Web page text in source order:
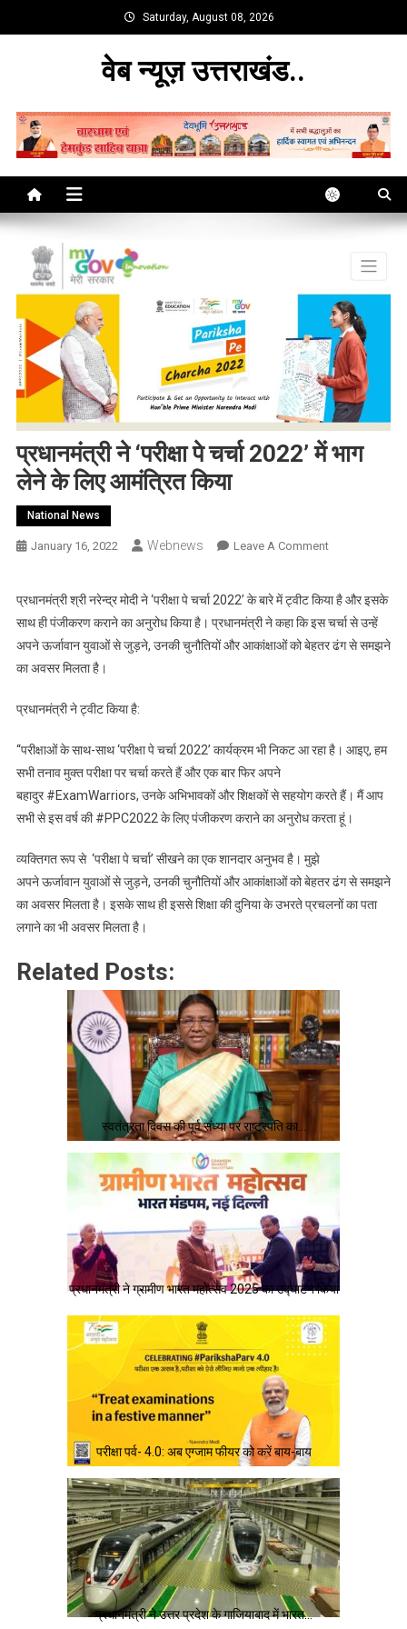
to
Saturday, August 08, 2026
वेब न्यूज़ उत्तराखंड..
प्रधानमंत्री ने ‘परीक्षा पे चर्चा 2022’ में भाग
लेने के लिए आमंत्रित किया
National News
January 16, 2022 Webnews Leave A CommentOn
‘परीक्षा
पे
चर्चा
के
आमंत्रित
किया
प्रधानमंत्री श्री नरेन्द्र मोदी ने ‘परीक्षा पे चर्चा 2022’ के बारे में ट्वीट किया है और इसके
साथ ही पंजीकरण कराने का अनुरोध किया है। प्रधानमंत्री ने कहा कि इस चर्चा से उन्हें
अपने ऊर्जावान युवाओं से जुड़ने, उनकी चुनौतियों और आकांक्षाओं को बेहतर ढंग से समझने
का अवसर मिलता है।
प्रधानमंत्री ने ट्वीट किया है:
‘‘परीक्षाओं के साथ-साथ ‘परीक्षा पे चर्चा 2022’ कार्यक्रम भी निकट आ रहा है। आइए, हम
सभी तनाव मुक्त परीक्षा पर चर्चा करते हैं और एक बार फिर अपने
बहादुर #ExamWarriors, उनके अभि‍भावकों और शिक्षकों से सहयोग करते हैं। मैं आप
सभी से इस वर्ष की #PPC2022 के लिए पंजीकरण कराने का अनुरोध करता हूं।
व्यक्तिगत रूप से ‘परीक्षा पे चर्चा’ सीखने का एक शानदार अनुभव है। मुझे
अपने ऊर्जावान युवाओं से जुड़ने, उनकी चुनौतियों और आकांक्षाओं को बेहतर ढंग से समझने
का अवसर मिलता है। इसके साथ ही इससे शिक्षा की दुनिया के उभरते प्रचलनों का पता
लगाने का भी अवसर मिलता है।
Related Posts:
स्वतंत्रता दिवस की पूर्व संध्या पर राष्ट्रपति का…
प्रधानमंत्री ने ग्रामीण भारत महोत्सव 2025 का उद्घाटन किया
परीक्षा पर्व- 4.0: अब एग्जाम फीयर को करें बाय-बाय
प्रधानमंत्री ने उत्तर प्रदेश के गाजियाबाद में भारत…